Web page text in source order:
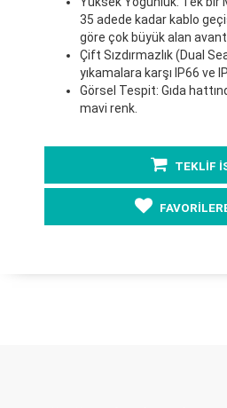
35 adede kadar kablo
göre çok büyük alan
Çift Sızdırmazlık (Dual
yıkamalara karşı IP66 ve
Görsel Tespit: Gıda
mavi renk.
TEKLİF